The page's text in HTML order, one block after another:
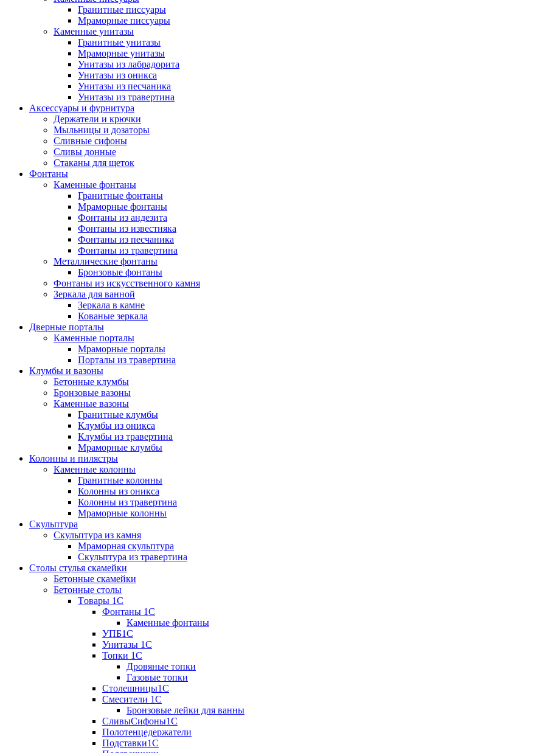
Гранитные писсуары
Мраморные писсуары
Каменные унитазы
Гранитные унитазы
Мраморные унитазы
Унитазы из лабрадорита
Унитазы из оникса
Унитазы из песчаника
Унитазы из травертина
Аксессуары и фурнитура
Держатели и крючки
Мыльницы и дозаторы
Сливные сифоны
Сливы донные
Стаканы для щеток
Фонтаны
Каменные фонтаны
Гранитные фонтаны
Мраморные фонтаны
Фонтаны из андезита
Фонтаны из известняка
Фонтаны из песчаника
Фонтаны из травертина
Металлические фонтаны
Бронзовые фонтаны
Фонтаны из искусственного камня
Зеркала для ванной
Зеркала в камне
Кованые зеркала
Дверные порталы
Каменные порталы
Мраморные порталы
Порталы из травертина
Клумбы и вазоны
Бетонные клумбы
Бронзовые вазоны
Каменные вазоны
Гранитные клумбы
Клумбы из оникса
Клумбы из травертина
Мраморные клумбы
Колонны и пилястры
Каменные колонны
Гранитные колонны
Колонны из оникса
Колонны из травертина
Мраморные колонны
Скульптура
Скульптура из камня
Мраморная скульптура
Скульптура из травертина
Столы стулья скамейки
Бетонные скамейки
Бетонные столы
Tовары 1C
Фонтаны 1C
Каменные фонтаны
УПБ1С
Унитазы 1С
Топки 1С
Дровяные топки
Газовые топки
Столешницы1С
Смесители 1С
Бронзовые лейки для ванны
СливыСифоны1С
Полотенцедержатели
Подставки1С